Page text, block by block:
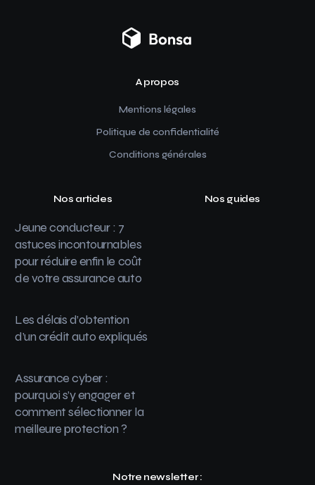
A propos
Mentions légales
Politique de confidentialité
Conditions générales
Nos articles
Jeune conducteur : 7
astuces incontournables
pour réduire enfin le coût
de votre assurance auto
Les délais d’obtention
d’un crédit auto expliqués
Assurance cyber :
pourquoi s’y engager et
comment sélectionner la
meilleure protection ?
Nos guides
Notre newsletter :